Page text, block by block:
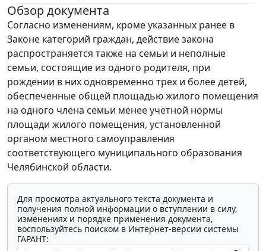
Обзор документа
Согласно изменениям, кроме указанных ранее в
Законе категорий граждан, действие закона
распространяется также на семьи и неполные
семьи, состоящие из одного родителя, при
рождении в них одновременно трех и более детей,
обеспеченные общей площадью жилого помещения
на одного члена семьи менее учетной нормы
площади жилого помещения, установленной
органом местного самоуправления
соответствующего муниципального образования
Челябинской области.
Для просмотра актуального текста документа и
получения полной информации о вступлении в силу,
изменениях и порядке применения документа,
воспользуйтесь поиском в Интернет-версии системы
ГАРАНТ: